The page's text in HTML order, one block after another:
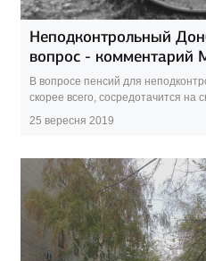
Неподконтрольный
вопрос - комментарий
В вопросе пенсий для
скорее всего, сосредотачится на
25 вересня 2019